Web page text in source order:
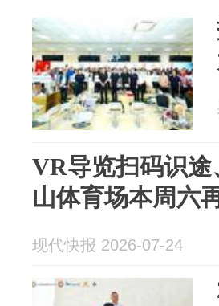
VR导览扫码识
山体育场本周六
现代快报 2026-07-24